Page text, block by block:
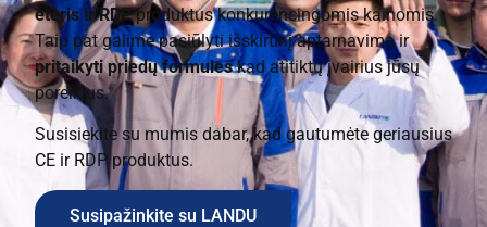
eteris ir RDPproduktus konkurencingomis kainomis.
Taip pat galime pasiūlyti išskirtinį aptarnavimą ir
pritaikyti priedų formuleskad atitiktų įvairius jūsų
poreikius.
Susisiekite su mumis dabar, kad gautumėte geriausius
CE ir RDP produktus.
Susipažinkite su LANDU